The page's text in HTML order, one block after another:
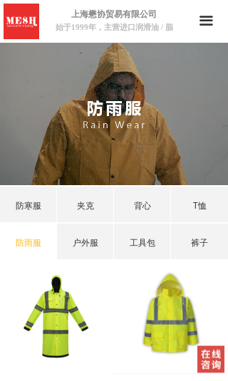
끀
上海懋协贸易有限公司
始于1999年，主营进口润滑油 / 脂
防雨服 户外服 工具包 裤子
防寒服 夹克 背心 T恤